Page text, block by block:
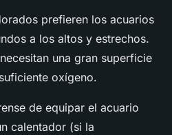
prefieren los acuarios
a los altos y estrechos.
una gran superficie
oxígeno.
de equipar el acuario
calentador (si la